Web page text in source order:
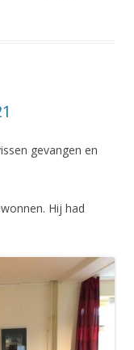
gevangen en
Hij had